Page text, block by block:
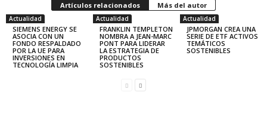
Artículos relacionados Más del autor
Actualidad
SIEMENS ENERGY SE
ASOCIA CON UN
FONDO RESPALDADO
POR LA UE PARA
INVERSIONES EN
TECNOLOGÍA LIMPIA
Actualidad
FRANKLIN TEMPLETON
NOMBRA A JEAN-MARC
PONT PARA LIDERAR
LA ESTRATEGIA DE
PRODUCTOS
SOSTENIBLES
Actualidad
JPMORGAN CREA UNA
SERIE DE ETF ACTIVOS
TEMÁTICOS
SOSTENIBLES